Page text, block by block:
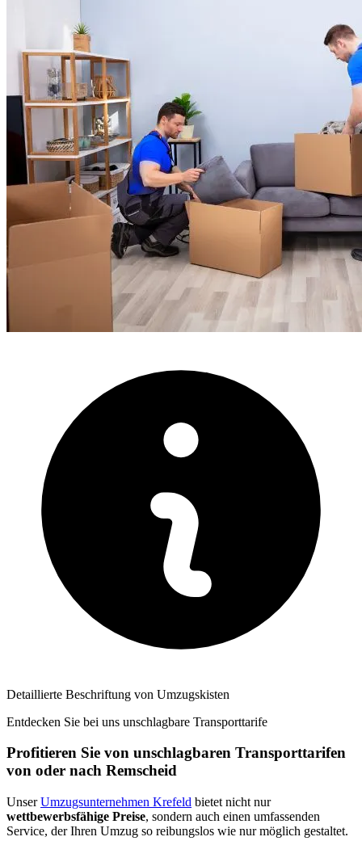
Detaillierte Beschriftung von Umzugskisten
Entdecken Sie bei uns unschlagbare Transporttarife
Profitieren Sie von unschlagbaren Transporttarifen
von oder nach Remscheid
UnserUmzugsunternehmen Krefeld bietet nicht nur
wettbewerbsfähige Preise, sondern auch einen umfassenden
Service, der Ihren Umzug so reibungslos wie nur möglich gestaltet.